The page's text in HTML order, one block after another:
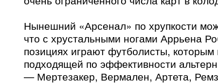
Нынешний «Арсенал» по хрупкости
что с хрустальными ногами Аррьена
позициях играют футболисты, которым
подходящей по эффективности
— Мертезакер, Вермален, Артета,